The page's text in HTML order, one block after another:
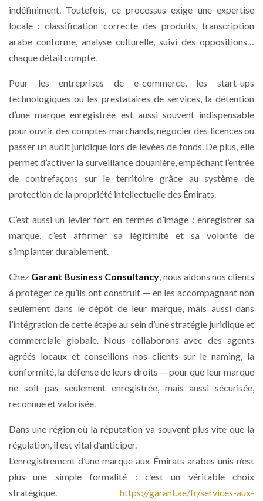
indéfiniment. Toutefois, ce processus exige une expertise
locale : classification correcte des produits, transcription
arabe conforme, analyse culturelle, suivi des oppositions…
chaque détail compte.
Pour les entreprises de e-commerce, les start-ups
technologiques ou les prestataires de services, la détention
d’une marque enregistrée est aussi souvent indispensable
pour ouvrir des comptes marchands, négocier des licences ou
passer un audit juridique lors de levées de fonds. De plus, elle
permet d’activer la surveillance douanière, empêchant l’entrée
de contrefaçons sur le territoire grâce au système de
protection de la propriété intellectuelle des Émirats.
C’est aussi un levier fort en termes d’image : enregistrer sa
marque, c’est affirmer sa légitimité et sa volonté de
s’implanter durablement.
Chez Garant Business Consultancy , nous aidons nos clients
à protéger ce qu’ils ont construit — en les accompagnant non
seulement dans le dépôt de leur marque, mais aussi dans
l’intégration de cette étape au sein d’une stratégie juridique et
commerciale globale. Nous collaborons avec des agents
agréés locaux et conseillons nos clients sur le naming, la
conformité, la défense de leurs droits — pour que leur marque
ne soit pas seulement enregistrée, mais aussi sécurisée,
reconnue et valorisée.
Dans une région où la réputation va souvent plus vite que la
régulation, il est vital d’anticiper.
L’enregistrement d’une marque aux Émirats arabes unis n’est
plus une simple formalité : c’est un véritable choix
stratégique. https://garant.ae/fr/services-aux-